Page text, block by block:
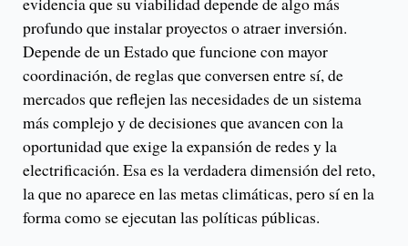
profundo que instalar proyectos o atraer inversión.
Depende de un Estado que funcione con mayor
coordinación, de reglas que conversen entre sí, de
mercados que reflejen las necesidades de un sistema
más complejo y de decisiones que avancen con la
oportunidad que exige la expansión de redes y la
electrificación. Esa es la verdadera dimensión del reto,
la que no aparece en las metas climáticas, pero sí en la
forma como se ejecutan las políticas públicas.